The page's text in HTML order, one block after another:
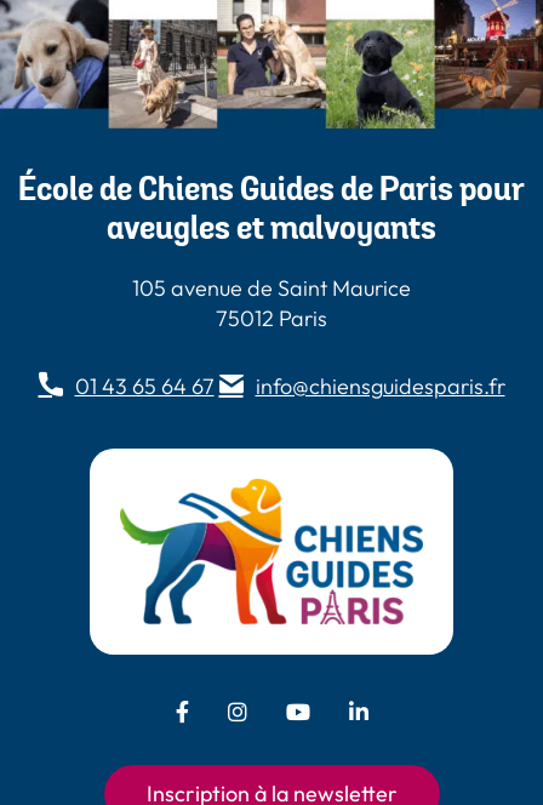
École de Chiens Guides de Paris pour
aveugles et malvoyants
105 avenue de Saint Maurice
75012 Paris
01 43 65 64 67 info@chiensguidesparis.fr
Facebook - Chiens Guides Paris
Instagram - Chiens Guides
Youtube - Chiens
Inscription à la newsletter